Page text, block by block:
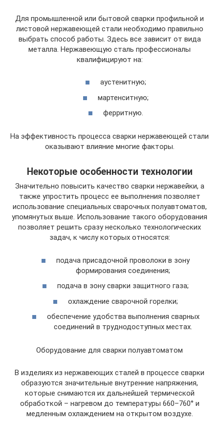
Для промышленной или бытовой сварки профильной и
листовой нержавеющей стали необходимо правильно
выбрать способ работы. Здесь все зависит от вида
металла. Нержавеющую сталь профессионалы
квалифицируют на:
аустенитную;
мартенситную;
ферритную.
На эффективность процесса сварки нержавеющей стали
оказывают влияние многие факторы.
Некоторые особенности технологии
Значительно повысить качество сварки нержавейки, а
также упростить процесс ее выполнения позволяет
использование специальных сварочных полуавтоматов,
упомянутых выше. Использование такого оборудования
позволяет решить сразу несколько технологических
задач, к числу которых относятся:
подача присадочной проволоки в зону
формирования соединения;
подача в зону сварки защитного газа;
охлаждение сварочной горелки;
обеспечение удобства выполнения сварных
соединений в труднодоступных местах.
Оборудование для сварки полуавтоматом
В изделиях из нержавеющих сталей в процессе сварки
образуются значительные внутренние напряжения,
которые снимаются их дальнейшей термической
обработкой – нагревом до температуры 660–760° и
медленным охлаждением на открытом воздухе.